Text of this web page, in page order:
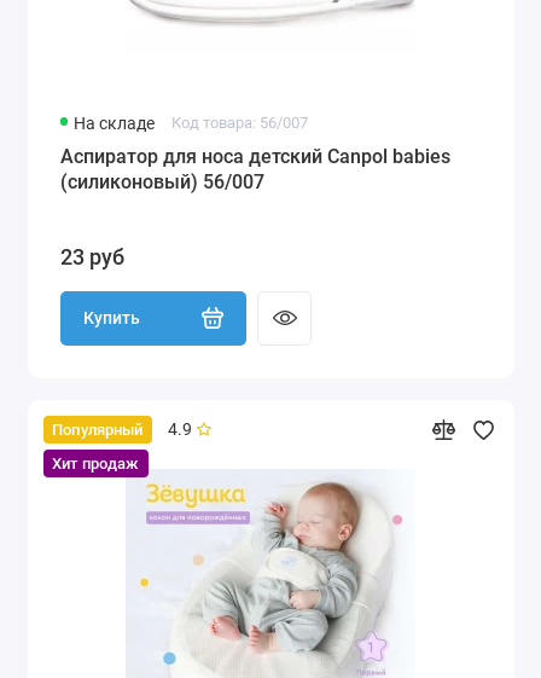
На складе Код товара: 56/007
Аспиратор для носа детский Canpol babies
(силиконовый) 56/007
23 руб
Купить
Популярный
Хит продаж
4.9